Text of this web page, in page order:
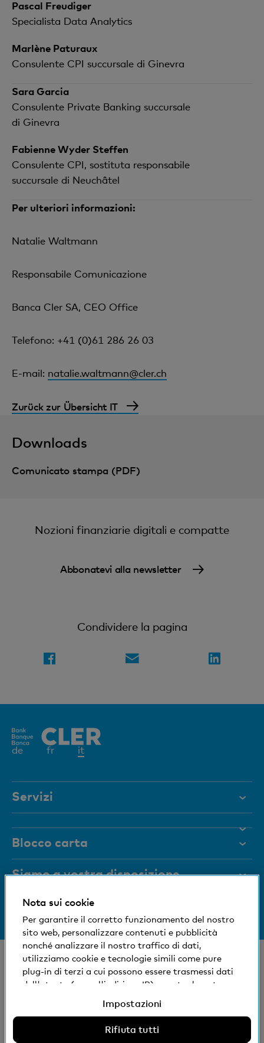
Pascal Freudiger
Specialista Data Analytics
Marlène Paturaux
Consulente CPI succursale di Ginevra
Sara Garcia
Consulente Private Banking succursale
di Ginevra
Fabienne Wyder Steffen
Consulente CPI, sostituta responsabile
succursale di Neuchâtel
Per ulteriori informazioni:
Natalie Waltmann
Responsabile Comunicazione
Banca Cler SA, CEO Office
Telefono: +41 (0)61 286 26 03
E-mail: natalie.waltmann@cler.ch
Zurück zur Übersicht IT
Downloads
Comunicato stampa (PDF)
Nozioni finanziarie digitali e compatte
Abbonatevi alla newsletter
Condividere la pagina
de fr itElemento
Servizi
Documenti
Rivista
Organi dirigenti
Medien
Impronta sociale ed ecologica
Blocco carta
+41 (0)800 88 99 66
Siamo a vostra disposizione
Aiuto e contatto
Succursali e Bancomat
Informazioni sulla banca
© Banca Cler
Condizioni e avvisi giuridici
La Banca Cler SA è una società controllata al 100%
Nota sui cookie
Per garantire il corretto funzionamento del nostro
sito web, personalizzare contenuti e pubblicità
nonché analizzare il nostro traffico di dati,
utilizziamo cookie e tecnologie simili come pure
plug-in di terzi a cui possono essere trasmessi dati
dell'utente (come l'indirizzo IP), eventualmente
modificare le impostazioni per l'uso di cookie e
relativa divulgazione di dati. Ulteriori informazioni:
Impostazioni
Rifiuta tutti